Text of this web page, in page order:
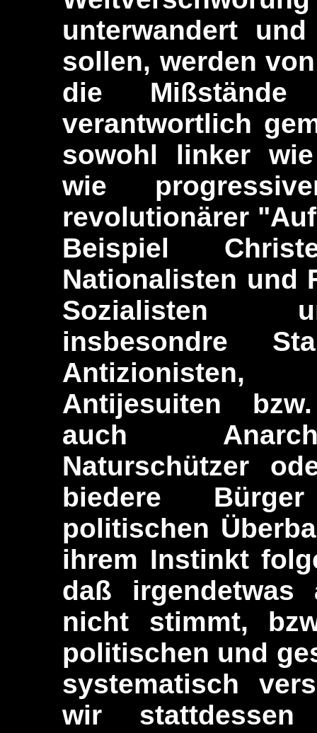
unterwandert
sollen, werden
die
verantwortlich
sowohl linker
wie
revolutionärer
Beispiel
Nationalisten und
Sozialisten
insbesondre
Antizionisten,
Antijesuiten
auch
Naturschützer
biedere
politischen
ihrem Instinkt
daß irgendetwas
nicht stimmt,
politischen und
systematisch
wir